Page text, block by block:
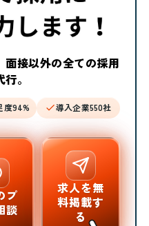
面接以外の全ての採用
。
度94% 導入企業550社
プ
談
求人を無
料掲載す
る